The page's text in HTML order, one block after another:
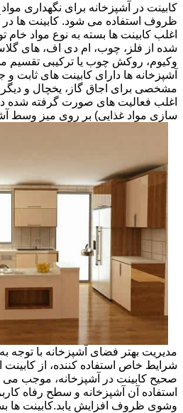
کابینت در آشپزخانه برای نگهداری
ظروف استفاده می شود. کابینت ها در
اغلب کابینت ها بسته به نوع مواد خام
شده از فلز، چوب، ام دی اف، های
وکیوم، روکش چوب یا ترکیبی تقسیم
آشپزخانه ها دارای کابینت های
مشخصی برای اجاق گاز، یخچال و دیگر
اغلب فعالیت های صورت گرفته شده در
سازی مواد غذایی) بر روی میز وسط
مدیریت بهتر فضای آشپزخانه با توجه
شرایط خاص استفاده کننده، از
صحیح کابینت در آشپزخانه، موجب می
استفاده آن آشپزخانه و سطح رفاه
وشوی ظروف افزایش یابد.کابینت ها